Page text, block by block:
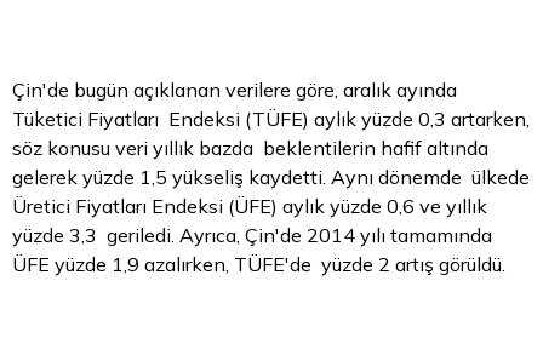
Çin'de bugün açıklanan verilere göre, aralık ayında
Tüketici Fiyatları Endeksi (TÜFE) aylık yüzde 0,3 artarken,
söz konusu veri yıllık bazda beklentilerin hafif altında
gelerek yüzde 1,5 yükseliş kaydetti. Aynı dönemde ülkede
Üretici Fiyatları Endeksi (ÜFE) aylık yüzde 0,6 ve yıllık
yüzde 3,3 geriledi. Ayrıca, Çin'de 2014 yılı tamamında
ÜFE yüzde 1,9 azalırken, TÜFE'de yüzde 2 artış görüldü.